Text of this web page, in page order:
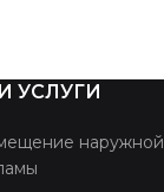
УСЛУГИ
наружной